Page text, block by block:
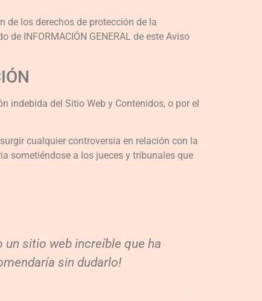
de los derechos de protección de la
INFORMACIÓN GENERAL de este Aviso
indebida del Sitio Web y Contenidos, o por el
cualquier controversia en relación con la
sometiéndose a los jueces y tribunales que
un sitio web increíble que ha
sin dudarlo!